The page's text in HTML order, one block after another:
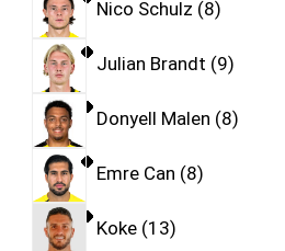
Nico Schulz 8
Julian Brandt 9
Donyell Malen 8
Emre Can 8
Koke 13